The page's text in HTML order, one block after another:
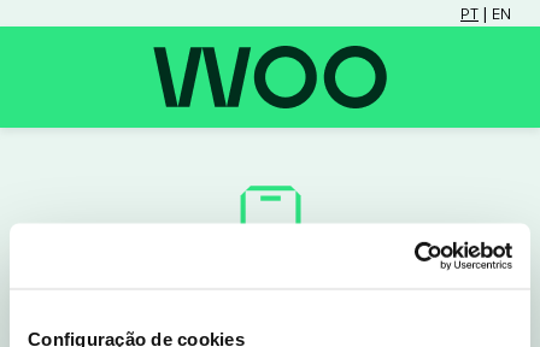
Configuração de cookies
PT | EN